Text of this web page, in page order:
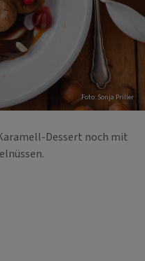
Foto: Sonja Priller
Dessert noch mit